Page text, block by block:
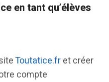
en tant qu’élèves
Toutatice.fret créer
compte